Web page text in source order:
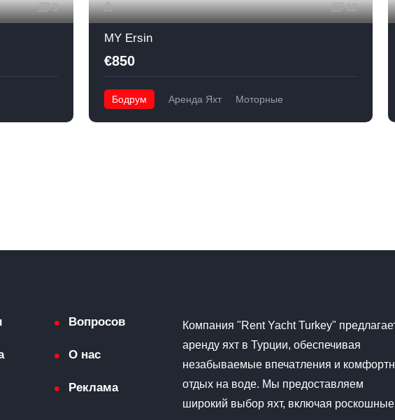
9 12
MY Ersin
€850
Бодрум Аренда Яхт Моторные
Вопросов
О нас
Реклама
Компания "Rent Yacht Turkey"
аренду яхт в Турции, обеспечивая
незабываемые впечатления и
отдых на воде. Мы предоставляем
широкий выбор яхт, включая